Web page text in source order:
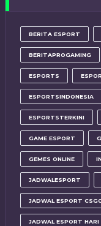
BERITA ESPORT
BERITAPROGAMING
ESPORTS
ESPORTSINDONESIA
ESPORTSTERKINI
GAME ESPORT
GEMES ONLINE
JADWALESPORT
JADWAL ESPORT
JADWAL ESPORT HARI